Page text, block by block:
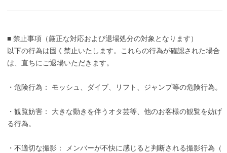
■ 禁止事項（厳正な対応および退場処分の対象となります）
以下の行為は固く禁止いたします。これらの行為が確認された場合
は、直ちにご退場いただきます。
・危険行為： モッシュ、ダイブ、リフト、ジャンプ等の危険行為。
・観覧妨害： 大きな動きを伴うオタ芸等、他のお客様の観覧を妨げ
る行為。
・不適切な撮影： メンバーが不快に感じると判断される撮影行為（